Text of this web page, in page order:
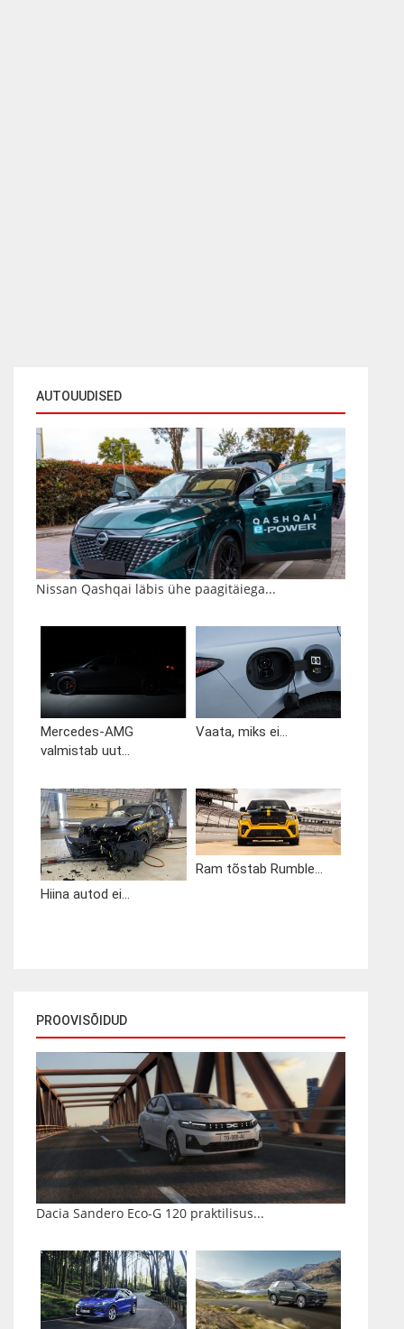
AUTOUUDISED
Nissan Qashqai läbis ühe paagitäiega...
Mercedes-AMG
valmistab uut...
Vaata, miks ei...
Hiina autod ei...
Ram tõstab Rumble...
PROOVISÕIDUD
Dacia Sandero Eco-G 120 praktilisus...